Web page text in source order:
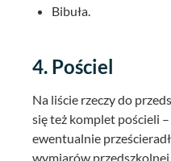
Bibuła.
4. Pościel
Na liście rzeczy do
się też komplet pościeli
ewentualnie
wymiarów przedszkolnej